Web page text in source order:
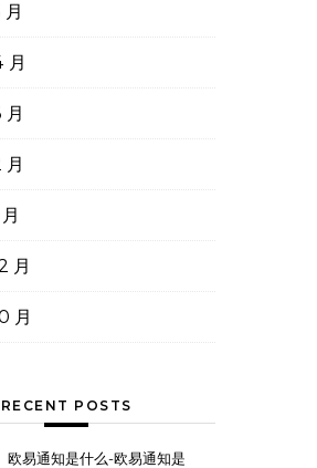
月
月
月
RECENT POSTS
欧易通知是什么-欧易通知是